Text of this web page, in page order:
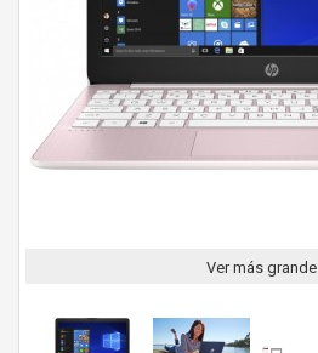
Ver más grande